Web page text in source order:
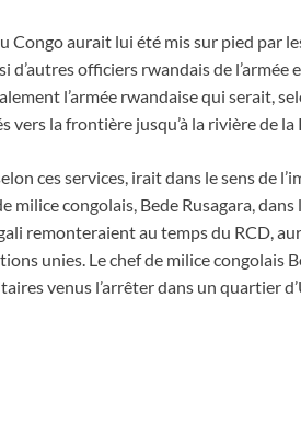
Congo aurait lui été mis sur pied par
d’autres officiers rwandais de
l’armée rwandaise qui serait,
vers la frontière jusqu’à la rivière de la
ces services, irait dans le sens de
milice congolais, Bede Rusagara,
remonteraient au temps du RCD,
unies. Le chef de milice congolais
venus l’arrêter dans un quartier